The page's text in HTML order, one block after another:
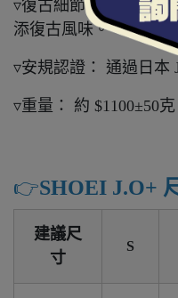
▿復古細節： 帽後皮革
添復古風味。
▿安規認證： 通過日本
▿重量： 約 $1100±50克
👉️SHOEI J.O+
建議尺
寸
S